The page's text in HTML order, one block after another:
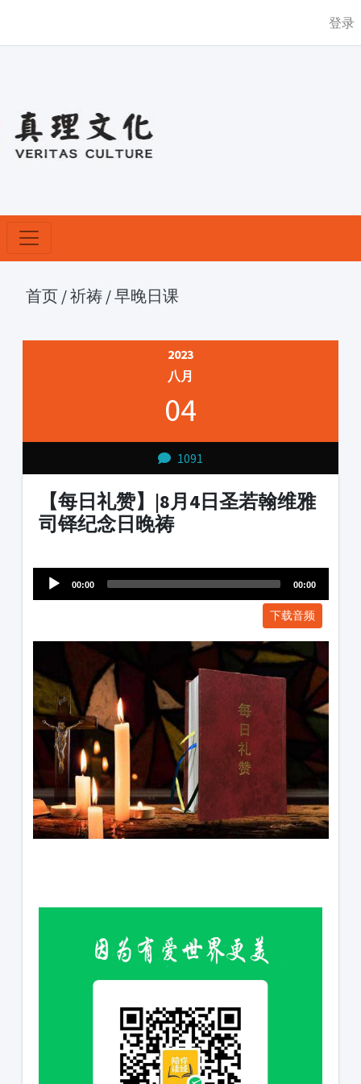
登录
首页 /祈祷 /早晚日课
2023
八月
04
1091
【每日礼赞】|8月4日圣若翰维雅
司铎纪念日晚祷
Player
00:00 00:00
下载音频